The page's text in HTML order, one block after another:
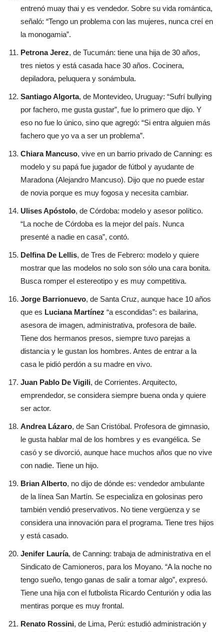
entrenó muay thai y es vendedor. Sobre su vida romántica,
señaló: “Tengo un problema con las mujeres, nunca creí en
la monogamia”.
Petrona Jerez, de Tucumán: tiene una hija de 30 años,
tres nietos y está casada hace 30 años. Cocinera,
depiladora, peluquera y sonámbula.
Santiago Algorta, de Montevideo, Uruguay: “Sufrí bullying
por fachero, me gusta gustar”, fue lo primero que dijo. Y
eso no fue lo único, sino que agregó: “Si entra alguien más
fachero que yo va a ser un problema”.
Chiara Mancuso, vive en un barrio privado de Canning: es
modelo y su papá fue jugador de fútbol y ayudante de
Maradona (Alejandro Mancuso). Dijo que no puede estar
de novia porque es muy fogosa y necesita cambiar.
Ulises Apóstolo, de Córdoba: modelo y asesor político.
“La noche de Córdoba es la mejor del país. Nunca
presenté a nadie en casa”, contó.
Delfina De Lellis, de Tres de Febrero: modelo y quiere
mostrar que las modelos no solo son sólo una cara bonita.
Busca romper el estereotipo y es muy competitiva.
Jorge Barrionuevo, de Santa Cruz, aunque hace 10 años
que es Luciana Martínez “a escondidas”: es bailarina,
asesora de imagen, administrativa, profesora de baile.
Tiene dos hermanos presos, siempre tuvo parejas a
distancia y le gustan los hombres. Antes de entrar a la
casa le pidió perdón a su madre en vivo.
Juan Pablo De Vigili, de Corrientes. Arquitecto,
emprendedor, se considera siempre buena onda y quiere
ser actor.
Andrea Lázaro, de San Cristóbal. Profesora de gimnasio,
le gusta hablar mal de los hombres y es evangélica. Se
casó y se divorció, aunque hace muchos años que no vive
con nadie. Tiene un hijo.
Brian Alberto, no dijo de dónde es: vendedor ambulante
de la línea San Martín. Se especializa en golosinas pero
también vendió preservativos. No tiene vergüenza y se
considera una innovación para el programa. Tiene tres hijos
y está casado.
Jenifer Lauría, de Canning: trabaja de administrativa en el
Sindicato de Camioneros, para los Moyano. “A la noche no
tengo sueño, tengo ganas de salir a tomar algo”, expresó.
Tiene una hija con el futbolista Ricardo Centurión y odia las
mentiras porque es muy frontal.
Renato Rossini, de Lima, Perú: estudió administración y